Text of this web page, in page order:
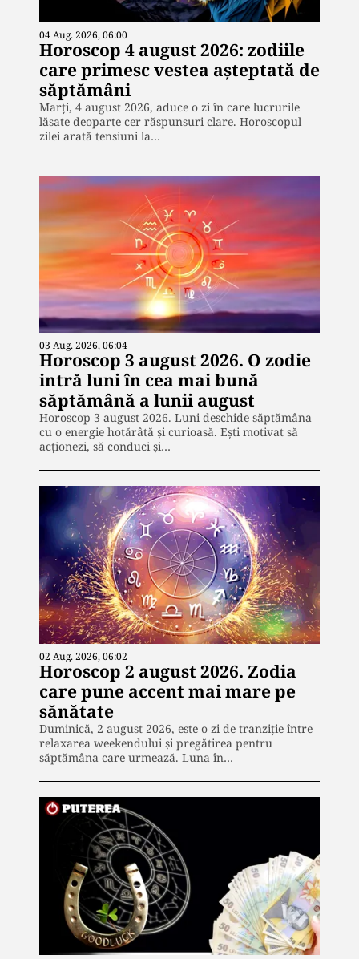
04 Aug. 2026, 06:00
Horoscop 4 august 2026: zodiile
care primesc vestea așteptată de
săptămâni
Marți, 4 august 2026, aduce o zi în care lucrurile
lăsate deoparte cer răspunsuri clare. Horoscopul
zilei arată tensiuni la…
03 Aug. 2026, 06:04
Horoscop 3 august 2026. O zodie
intră luni în cea mai bună
săptămână a lunii august
Horoscop 3 august 2026. Luni deschide săptămâna
cu o energie hotărâtă și curioasă. Ești motivat să
acționezi, să conduci și…
02 Aug. 2026, 06:02
Horoscop 2 august 2026. Zodia
care pune accent mai mare pe
sănătate
Duminică, 2 august 2026, este o zi de tranziție între
relaxarea weekendului și pregătirea pentru
săptămâna care urmează. Luna în…